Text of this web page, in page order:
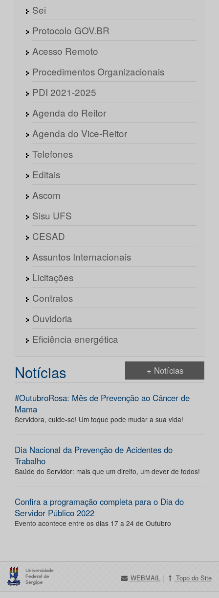
Sei
Protocolo GOV.BR
Acesso Remoto
Procedimentos Organizacionais
PDI 2021-2025
Agenda do Reitor
Agenda do Vice-Reitor
Telefones
Editais
Ascom
Sisu UFS
CESAD
Assuntos Internacionais
Licitações
Contratos
Ouvidoria
Eficiência energética
Notícias + Notícias
#OutubroRosa: Mês de Prevenção ao Câncer de
Mama
Servidora, cuide-se! Um toque pode mudar a sua vida!
Dia Nacional da Prevenção de Acidentes do
Trabalho
Saúde do Servidor: mais que um direito, um dever de todos!
Confira a programação completa para o Dia do
Servidor Público 2022
Evento acontece entre os dias 17 a 24 de Outubro
WEBMAIL | Topo do Site